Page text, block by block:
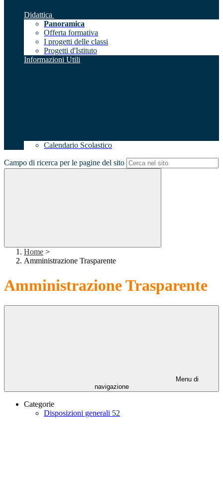
Didattica
Panoramica
Offerta formativa
I progetti delle classi
Progetti d'Istituto
Informazioni Utili
Calendario Scolastico
Campo di ricerca per le pagine del sito
Home >
Amministrazione Trasparente
Amministrazione Trasparente
Menu di
navigazione
Categorie
Disposizioni generali 52